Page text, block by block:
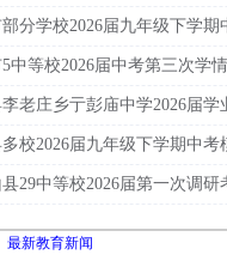
分学校2026届九年级下学
中等校2026届中考第三次学
老庄乡亍彭庙中学2026届
校2026届九年级下学期中
29中等校2026届第一次调研
最新教育新闻